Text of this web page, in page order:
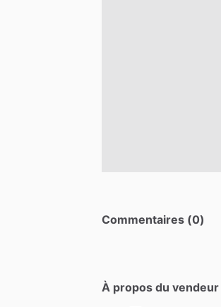
Commentaires (0)
À propos du vendeur